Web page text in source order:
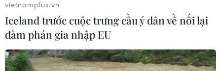
TIN CÙNG CHUYÊN MỤC
Đà Nẵng: Hỗ trợ 700 triệu đồng cho
vietnamplus.vn
Iceland trước cuộc trưng cầu ý dân về nối lại
đàm phán gia nhập EU